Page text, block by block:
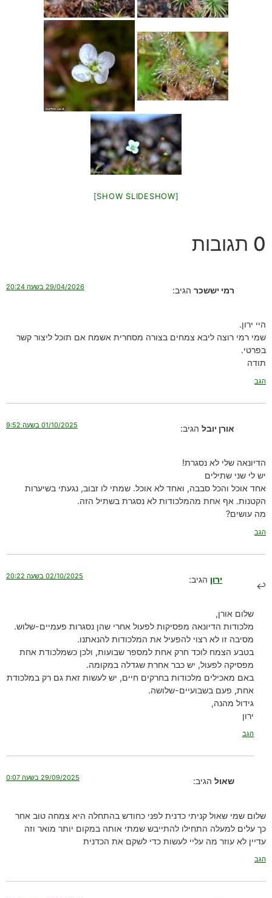
[SHOW SLIDESHOW]
0 תגובות
רמי יששכר הגיב: 29/04/2026 בשעה 20:24
היי ירון.
שמי רמי רוצה ליבא צמחים בצורה מסחרית אשמח אם תוכל ליצור קשר
בפרטי.
תודה
הגב
אורן יובל הגיב: 01/10/2025 בשעה 9:52
הדיונאה שלי לא נסגרת!
יש לי שני שתילים
אחד אוכל והכל סבבה, ואחד לא אוכל. שמתי לו זבוב, נגעתי בשיערות
הקטנות. אף אחת מהמלכודות לא נסגרת בשתיל הזה.
מה עושים?
הגב
ירון הגיב: 02/10/2025 בשעה 20:22
שלום אורן,
מלכודות הדיונאה מפסיקות לפעול אחרי שהן נסגרות פעמיים-שלוש.
מסיבה זו לא רצוי להפעיל את המלכודות להנאתנו.
בטבע הצמח לוכד חרק אחת למספר שבועות, ולכן כשמלכודת אחת
מפסיקה לפעול, יש כבר אחרת שגדלה במקומה.
באם מאכילים מלכודות בחרקים חיים, יש לעשות זאת גם רק במלכודת
אחת, פעם בשבועיים-שלושה.
גידול מהנה,
ירון
הגב
שאול הגיב: 29/09/2025 בשעה 0:07
שלום שמי שאול קניתי כדנית לפני כחודש בהתחלה היא צמחה טוב אחר
כך עלים למעלה התחילו להתייבש שמתי אותה במקום יותר מואר וזה
עדיין לא עוזר מה עליי לעשות כדי לשקם את הכדנית
הגב